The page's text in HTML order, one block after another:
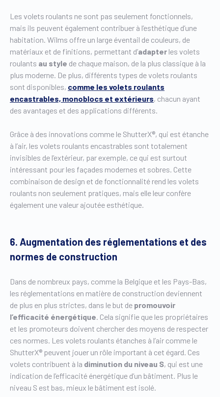
Les volets roulants ne sont pas seulement fonctionnels,
mais ils peuvent également contribuer à l’esthétique d’une
habitation. Wilms offre un large éventail de couleurs, de
matériaux et de finitions, permettant d’adapter les volets
roulants au style de chaque maison, de la plus classique à la
plus moderne. De plus, différents types de volets roulants
sont disponibles, comme les volets roulants
encastrables, monoblocs et extérieurs, chacun ayant
des avantages et des applications différents.
Grâce à des innovations comme le ShutterX®, qui est étanche
à l’air, les volets roulants encastrables sont totalement
invisibles de l’extérieur, par exemple, ce qui est surtout
intéressant pour les façades modernes et sobres. Cette
combinaison de design et de fonctionnalité rend les volets
roulants non seulement pratiques, mais elle leur confère
également une valeur ajoutée esthétique.
6. Augmentation des réglementations et des
normes de construction
Dans de nombreux pays, comme la Belgique et les Pays-Bas,
les réglementations en matière de construction deviennent
de plus en plus strictes, dans le but de promouvoir
l’efficacité énergétique. Cela signifie que les propriétaires
et les promoteurs doivent chercher des moyens de respecter
ces normes. Les volets roulants étanches à l’air comme le
ShutterX® peuvent jouer un rôle important à cet égard. Ces
volets contribuent à la diminution du niveau S, qui est une
indication de l’efficacité énergétique d’un bâtiment. Plus le
niveau S est bas, mieux le bâtiment est isolé.